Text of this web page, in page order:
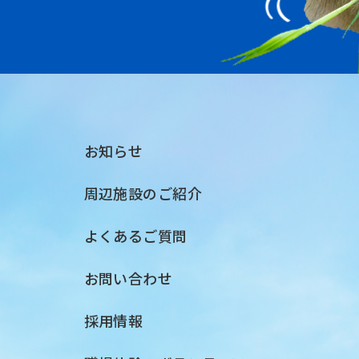
お知らせ
周辺施設のご紹介
よくあるご質問
お問い合わせ
採用情報